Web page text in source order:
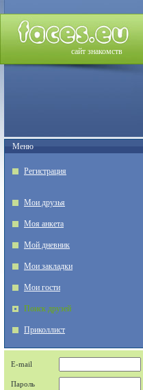
сайт знакомств
Меню
Регистрация
Мои друзья
Моя анкета
Мой дневник
Мои закладки
Мои гости
Поиск друзей
Приколлист
E-mail
Пароль